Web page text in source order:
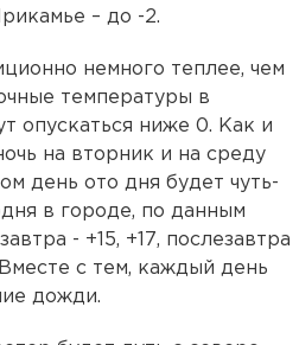
– до -2.
немного теплее, чем
температуры в
опускаться ниже 0. Как и
на вторник и на среду
день ото дня будет чуть-
в городе, по данным
- +15, +17, послезавтра
с тем, каждый день
дожди.